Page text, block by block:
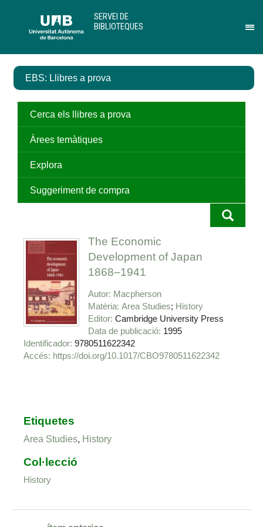
contingut
el
de
SERVEI DE
BIBLIOTEQUES
EBS: Llibres a prova
Cerca els llibres a prova
Àrees temàtiques
Explora
Suggeriment de compra
The Economic
Development of Japan
1868–1941
Autor Macpherson
Matèria Area Studies History
Editor Cambridge University Press
Data de publicació 1995
Identificador 9780511622342
https://doi.org/10.1017/CBO9780511622342
Etiquetes
Area Studies, History
Col·lecció
History